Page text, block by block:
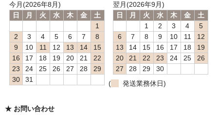
今月(2026年8月)
日
月 火 水 木 金
土
1
2
3 4 5 6 7
8
9
10 11 12 13 14
15
16
17 18 19 20 21
22
23
24 25 26 27 28
29
30
31
翌月(2026年9月)
日
月 火 水 木 金
土
1
2 3 4
5
6
7 8 9 10 11
12
13
14 15 16 17 18
19
20
21 22 23 24 25
26
27
28 29
30
(
発送業務休日)
★ お問い合わせ